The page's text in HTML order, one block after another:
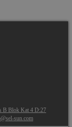
B Blok Kat 4 D:27
sun.com